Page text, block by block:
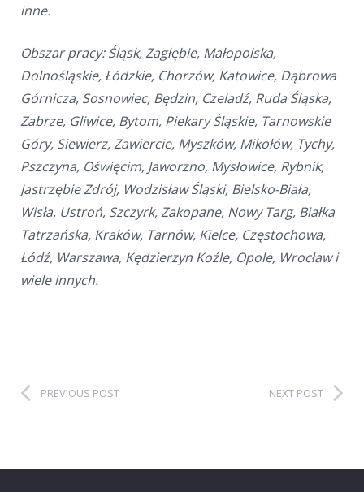
inne.
Obszar pracy: Śląsk, Zagłębie, Małopolska,
Dolnośląskie, Łódzkie, Chorzów, Katowice, Dąbrowa
Górnicza, Sosnowiec, Będzin, Czeladź, Ruda Śląska,
Zabrze, Gliwice, Bytom, Piekary Śląskie, Tarnowskie
Góry, Siewierz, Zawiercie, Myszków, Mikołów, Tychy,
Pszczyna, Oświęcim, Jaworzno, Mysłowice, Rybnik,
Jastrzębie Zdrój, Wodzisław Śląski, Bielsko-Biała,
Wisła, Ustroń, Szczyrk, Zakopane, Nowy Targ, Białka
Tatrzańska, Kraków, Tarnów, Kielce, Częstochowa,
Łódź, Warszawa, Kędzierzyn Koźle, Opole, Wrocław i
wiele innych.
PREVIOUS POST NEXT POST